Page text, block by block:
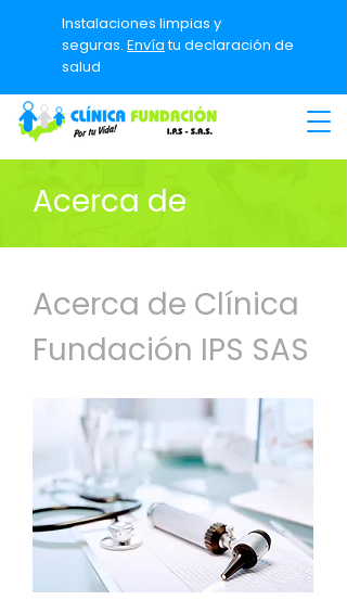
Instalaciones limpias y
seguras. Envía tu declaración de
salud
Acerca de
Acerca de Clínica
Fundación IPS SAS